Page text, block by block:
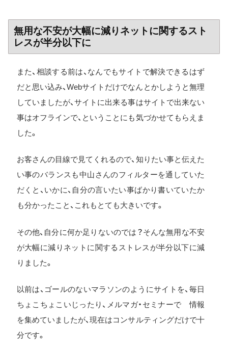
無用な不安が大幅に減りネットに関するスト
レスが半分以下に
また、相談する前は、なんでもサイトで解決できるはず
だと思い込み、Webサイトだけでなんとかしようと無理
していましたが、サイトに出来る事はサイトで出来ない
事はオフラインで、ということにも気づかせてもらえま
した。
お客さんの目線で見てくれるので、知りたい事と伝えた
い事のバランスも中山さんのフィルターを通していた
だくと、いかに、自分の言いたい事ばかり書いていたか
も分かったこと、これもとても大きいです。
その他、自分に何か足りないのでは？そんな無用な不安
が大幅に減りネットに関するストレスが半分以下に減
りました。
以前は、ゴールのないマラソンのようにサイトを、毎日
ちょこちょこいじったり、メルマガ・セミナーで 情報
を集めていましたが、現在はコンサルティングだけで十
分です。